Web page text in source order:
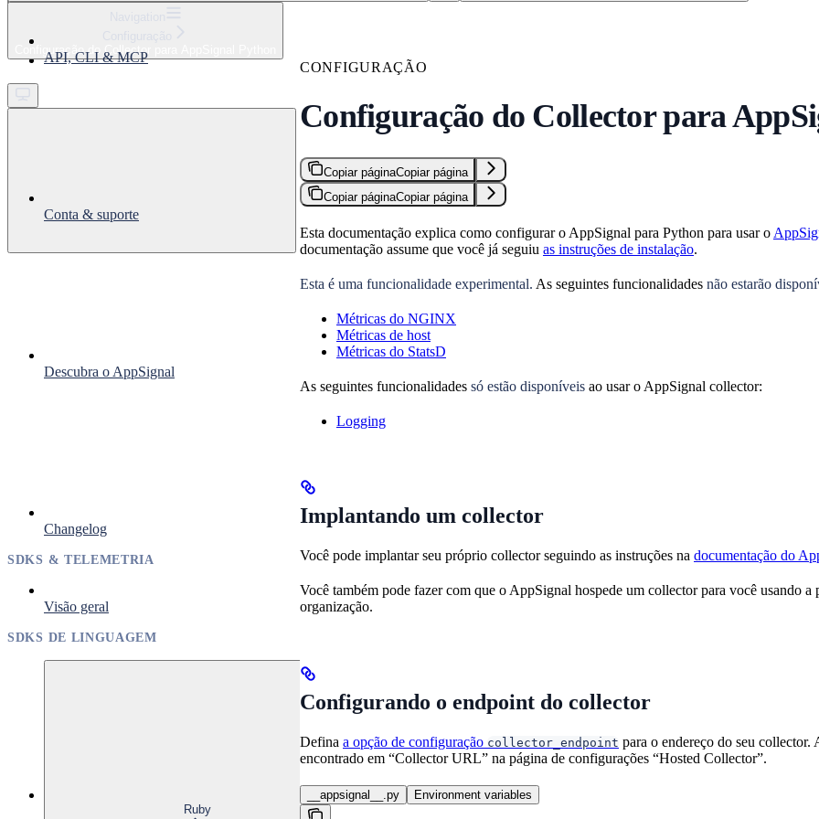
Get started
Configuração do Collector para AppSignal Python
API, CLI & MCP
Conta & suporte
Descubra o AppSignal
Changelog
SDKS & TELEMETRIA
Visão geral
SDKS DE LINGUAGEM
Ruby
CONFIGURAÇÃO
Configuração do Collector para
Copiar páginaCopiar página
Copiar páginaCopiar página
Esta documentação explica como configurar o AppSignal para Python para usar o
documentação assume que você já seguiu as instruções de instalação.
Esta é uma funcionalidade experimental. As seguintes funcionalidades não estarão
Métricas do NGINX
Métricas de host
Métricas do StatsD
As seguintes funcionalidades só estão disponíveis ao usar o AppSignal collector:
Logging
Implantando um collector
Você pode implantar seu próprio collector seguindo as instruções na documentação do
Você também pode fazer com que o AppSignal hospede um collector para você usando a
organização.
Configurando o endpoint do collector
Defina a opção de configuração collector_endpoint para o endereço do seu collector.
encontrado em “Collector URL” na página de configurações “Hosted Collector”.
__appsignal__.py Environment variables